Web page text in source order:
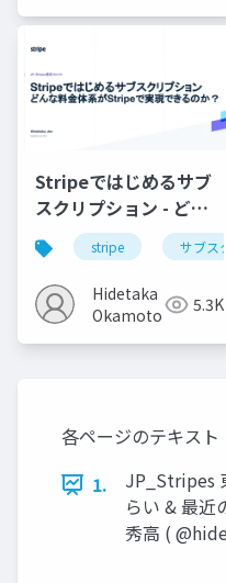
Stripeではじめるサブ
スクリプション - どん
な料金体系がStripeで
実現できるのか？ /
JP_Stripes Tokyo
202309
stripe サブス
Hidetaka
Okamoto
5.3K
各ページのテキスト
1.
JP_Stripes
らい & 最近
秀高 (